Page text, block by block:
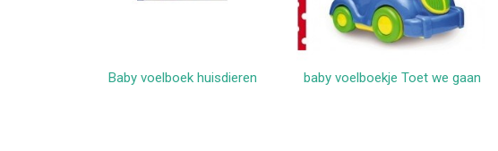
In winkelwagen
Baby voelboek huisdieren In winkelwagen
baby voelboekje Toet we gaan